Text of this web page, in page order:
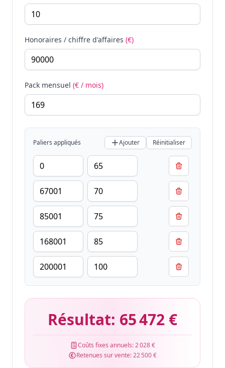
Honoraires / chiffre d'affaires (€)
Pack mensuel (€ / mois)
Paliers appliqués Ajouter Réinitialiser
Résultat: 65 472 €
Coûts fixes annuels:2 028 €
Retenues sur vente:22 500 €